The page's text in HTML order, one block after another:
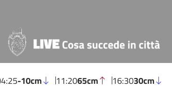
-10cm 11:2065cm 16:3030cm